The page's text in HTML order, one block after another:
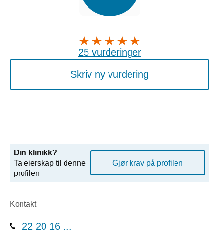
25 vurderinger
Skriv ny vurdering
Din klinikk?
Ta eierskap til denne
profilen
Gjør krav på profilen
Kontakt
22 20 16 ...